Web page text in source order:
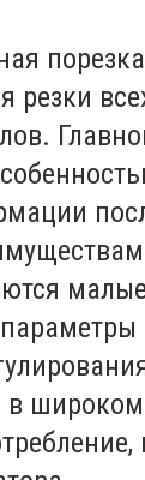
резки
малые
в